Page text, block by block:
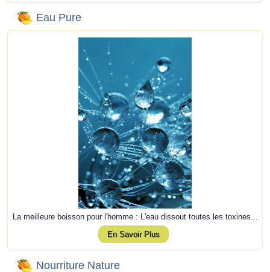
Eau Pure
La meilleure boisson pour l'homme : L'eau dissout toutes les toxines...
En Savoir Plus
Nourriture Nature